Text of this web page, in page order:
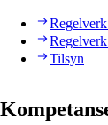
Tilsyn